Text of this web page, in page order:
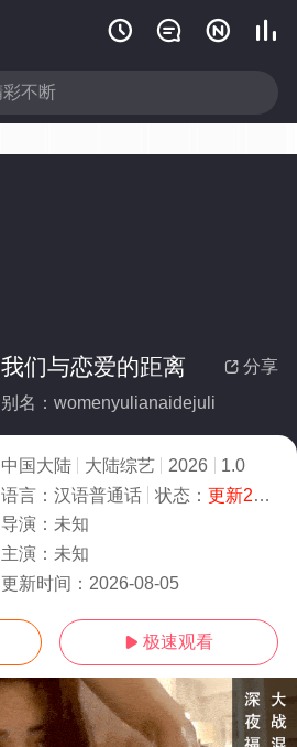
   
 分享
我们与恋爱的距离
别名：womenyulianaidejuli
中国大陆 大陆综艺 2026
1.0
语言： 汉语普通话 状态： 更新20260805第10期
导演： 未知
主演： 未知
更新时间： 2026-08-05
 极速观看